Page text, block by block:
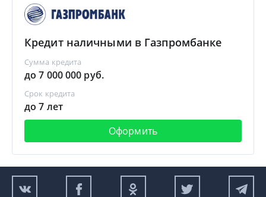
Кредит наличными в Газпромбанке
Сумма кредита
до 7 000 000 руб.
Срок кредита
до 7 лет
Оформить